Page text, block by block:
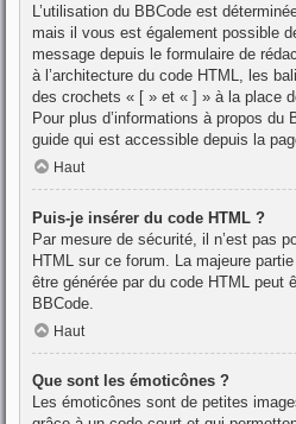
L’utilisation du BBCode est
mais il vous est également possible
message depuis le formulaire de
à l’architecture du code HTML, les
des crochets « [ » et « ] » à la place
Pour plus d’informations à propos du
guide qui est accessible depuis la
Haut
Puis-je insérer du code HTML ?
Par mesure de sécurité, il n’est pas
HTML sur ce forum. La majeure
être générée par du code HTML peut
BBCode.
Haut
Que sont les émoticônes ?
Les émoticônes sont de petites